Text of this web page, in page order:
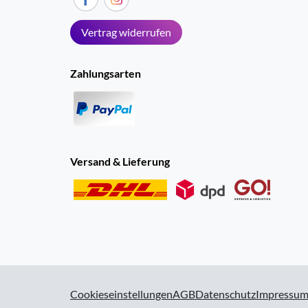
Vertrag widerrufen
Zahlungsarten
Versand & Lieferung
CookieseinstellungenAGBDatenschutzImpressum